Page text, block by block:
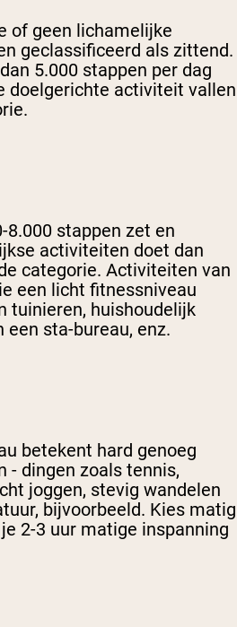
wei
All Protein Powders
Vegan Protein
of geen lichamelijke
geclassificeerd als zittend.
5.000 stappen per dag
doelgerichte activiteit vallen
8.000 stappen zet en
activiteiten doet dan
categorie. Activiteiten van
een licht fitnessniveau
tuinieren, huishoudelijk
een sta-bureau, enz.
betekent hard genoeg
- dingen zoals tennis,
joggen, stevig wandelen
bijvoorbeeld. Kies matig
2-3 uur matige inspanning